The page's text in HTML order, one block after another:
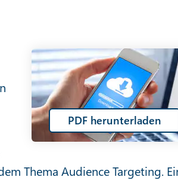
PDF herunterladen
Thema Audience Targeting.